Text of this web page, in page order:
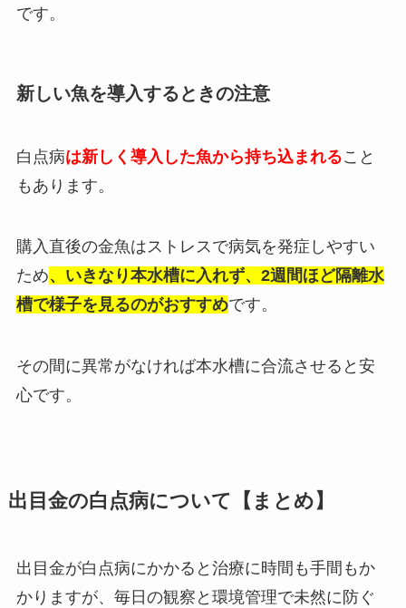
です。
新しい魚を導入するときの注意
白点病は新しく導入した魚から持ち込まれること
もあります。
購入直後の金魚はストレスで病気を発症しやすい
ため、いきなり本水槽に入れず、2週間ほど隔離水
槽で様子を見るのがおすすめです。
その間に異常がなければ本水槽に合流させると安
心です。
出目金の白点病について【まとめ】
出目金が白点病にかかると治療に時間も手間もか
かりますが、毎日の観察と環境管理で未然に防ぐ